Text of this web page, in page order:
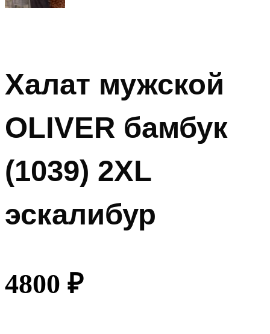
Халат мужской
OLIVER бамбук
(1039) 2XL
эскалибур
4800 ₽